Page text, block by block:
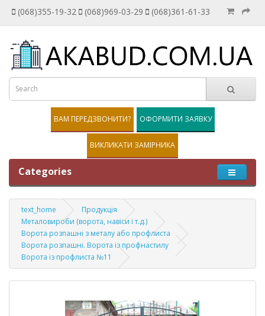
(068)355-19-32 (068)969-03-29 (068)361-61-33
ВАМ ПЕРЕДЗВОНИТИ? ОФОРМИТИ ЗАЯВКУ
ВИКЛИКАТИ ЗАМІРНИКА
Categories
text_home
Продукція
Металовироби (ворота, навіси і т.д.)
Ворота розпашні з металу або профлиста
Ворота розпашні. Ворота із профнастилу
Ворота із профлиста №11